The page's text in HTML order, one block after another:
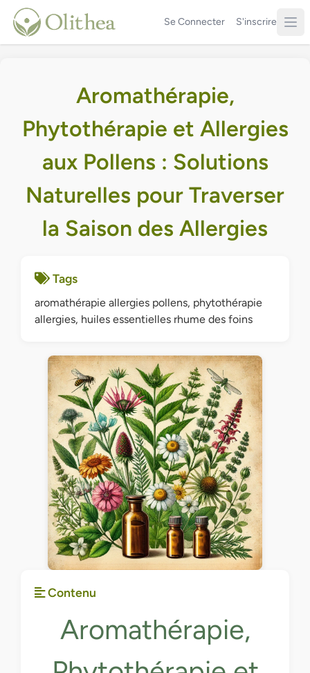
Se Connecter S'inscrire
Aromathérapie,
Phytothérapie et Allergies
aux Pollens : Solutions
Naturelles pour Traverser
la Saison des Allergies
Tags
aromathérapie allergies pollens, phytothérapie
allergies, huiles essentielles rhume des foins
Contenu
Aromathérapie,